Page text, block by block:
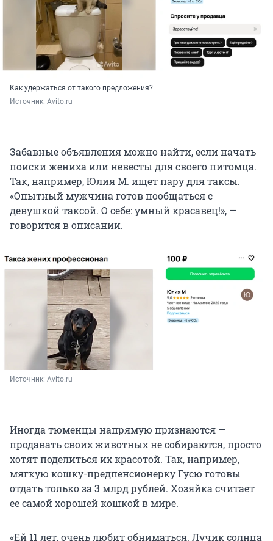
Как удержаться от такого предложения?
Источник: Avito.ru
Забавные объявления можно найти, если начать
поиски жениха или невесты для своего питомца.
Так, например, Юлия М. ищет пару для таксы.
«Опытный мужчина готов пообщаться с
девушкой таксой. О себе: умный красавец!», —
говорится в описании.
Источник: Avito.ru
Иногда тюменцы напрямую признаются —
продавать своих животных не собираются, просто
хотят поделиться их красотой. Так, например,
мягкую кошку-предпенсионерку Гусю готовы
отдать только за 3 млрд рублей. Хозяйка считает
ее самой хорошей кошкой в мире.
«Ей 11 лет, очень любит обниматься. Лучик солнца